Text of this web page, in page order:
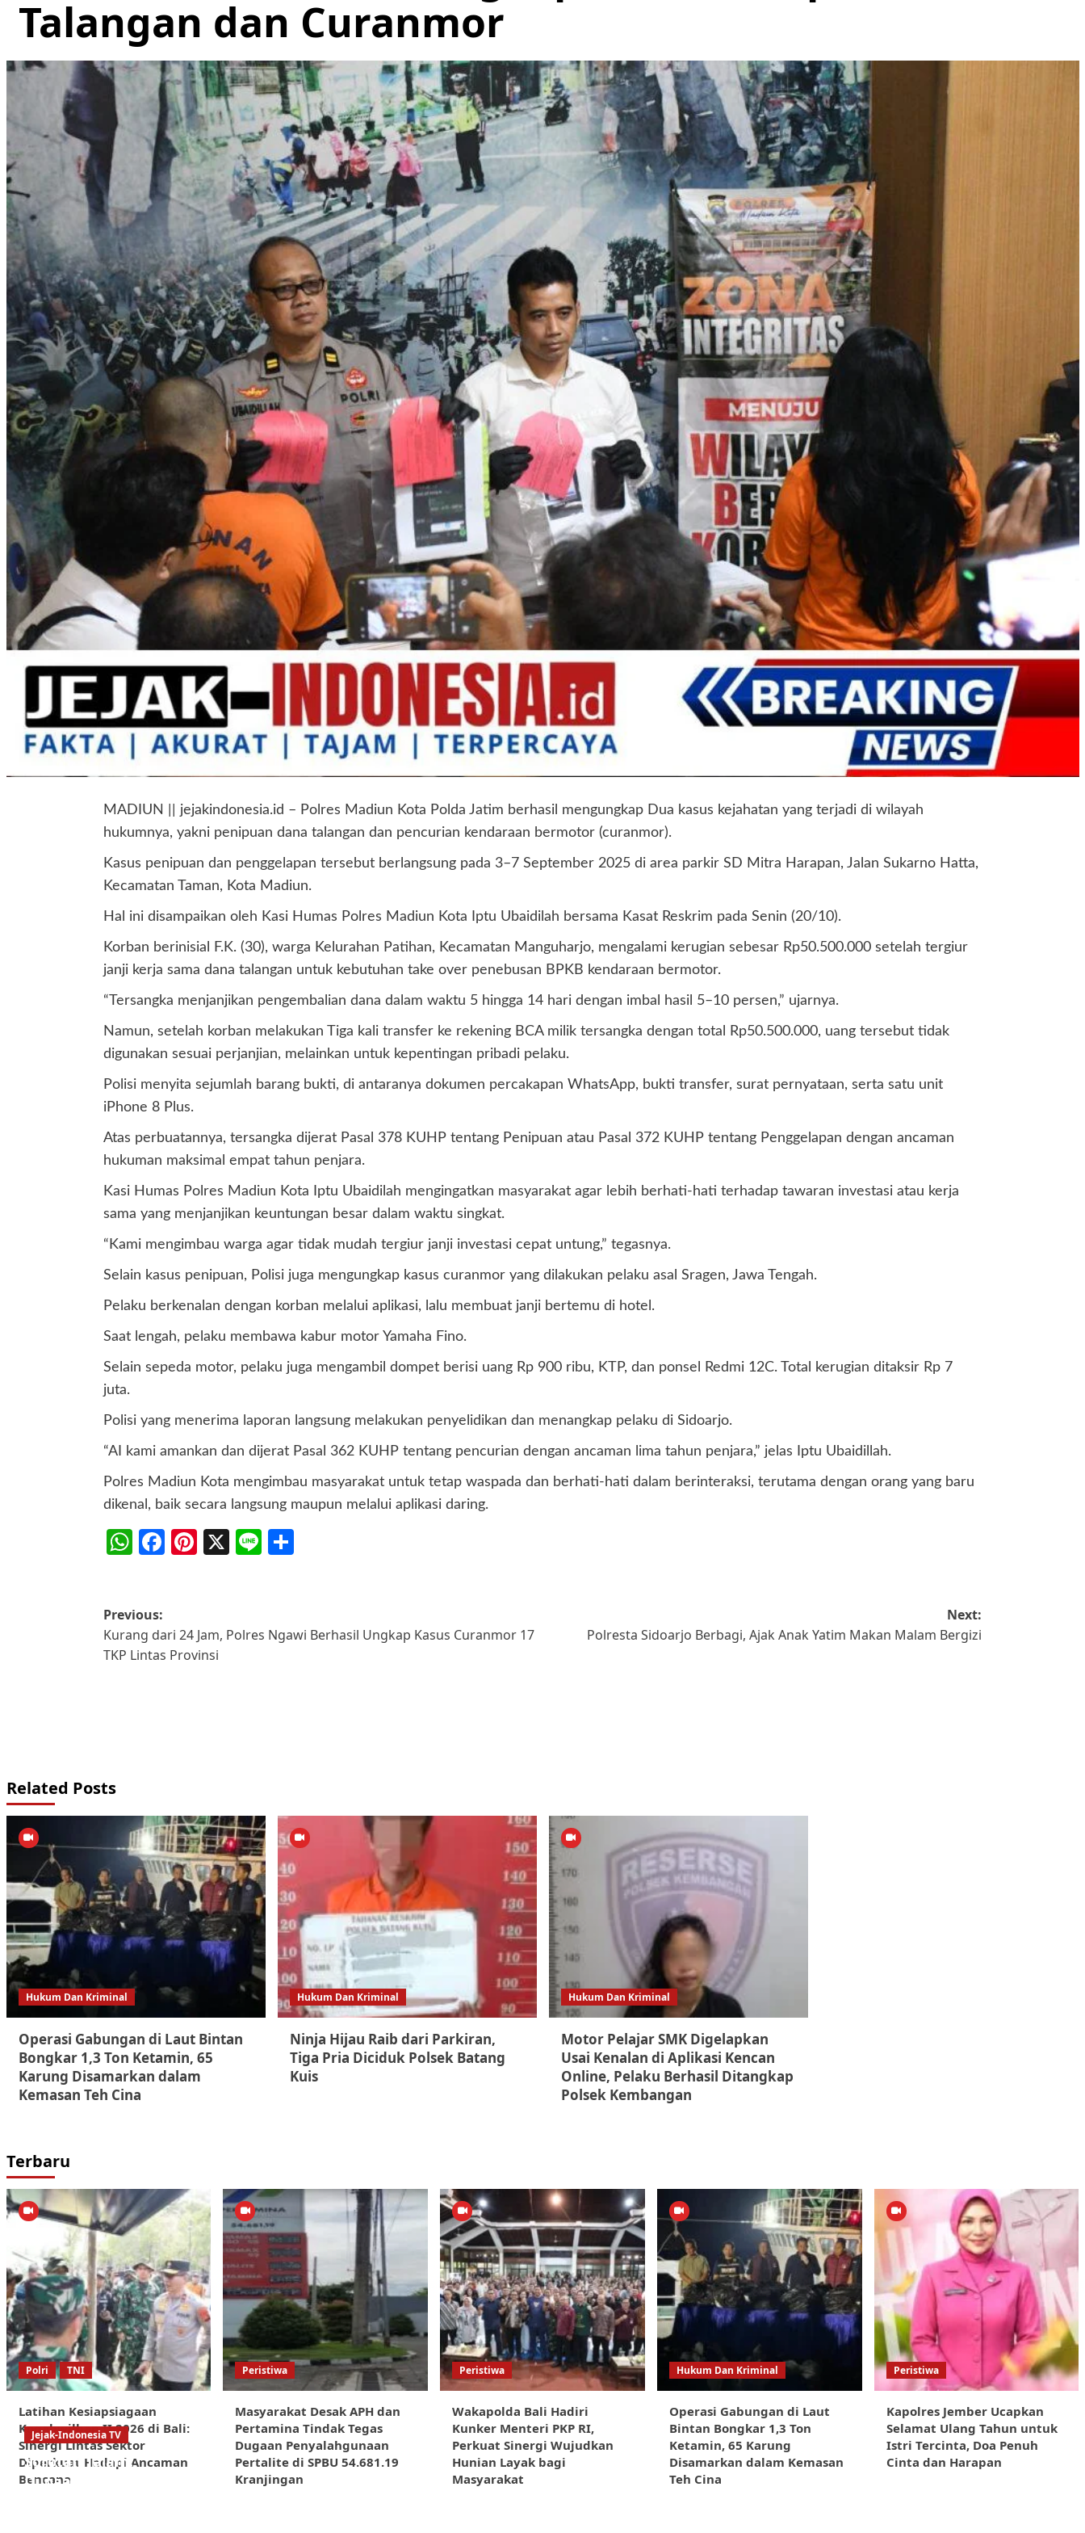
Talangan dan Curanmor
MADIUN || jejakindonesia.id – Polres Madiun Kota Polda Jatim berhasil mengungkap Dua kasus kejahatan yang terjadi di wilayah
hukumnya, yakni penipuan dana talangan dan pencurian kendaraan bermotor (curanmor).
Kasus penipuan dan penggelapan tersebut berlangsung pada 3–7 September 2025 di area parkir SD Mitra Harapan, Jalan Sukarno Hatta,
Kecamatan Taman, Kota Madiun.
Hal ini disampaikan oleh Kasi Humas Polres Madiun Kota Iptu Ubaidilah bersama Kasat Reskrim pada Senin (20/10).
Korban berinisial F.K. (30), warga Kelurahan Patihan, Kecamatan Manguharjo, mengalami kerugian sebesar Rp50.500.000 setelah tergiur
janji kerja sama dana talangan untuk kebutuhan take over penebusan BPKB kendaraan bermotor.
“Tersangka menjanjikan pengembalian dana dalam waktu 5 hingga 14 hari dengan imbal hasil 5–10 persen,” ujarnya.
Namun, setelah korban melakukan Tiga kali transfer ke rekening BCA milik tersangka dengan total Rp50.500.000, uang tersebut tidak
digunakan sesuai perjanjian, melainkan untuk kepentingan pribadi pelaku.
Polisi menyita sejumlah barang bukti, di antaranya dokumen percakapan WhatsApp, bukti transfer, surat pernyataan, serta satu unit
iPhone 8 Plus.
Atas perbuatannya, tersangka dijerat Pasal 378 KUHP tentang Penipuan atau Pasal 372 KUHP tentang Penggelapan dengan ancaman
hukuman maksimal empat tahun penjara.
Kasi Humas Polres Madiun Kota Iptu Ubaidilah mengingatkan masyarakat agar lebih berhati-hati terhadap tawaran investasi atau kerja
sama yang menjanjikan keuntungan besar dalam waktu singkat.
“Kami mengimbau warga agar tidak mudah tergiur janji investasi cepat untung,” tegasnya.
Selain kasus penipuan, Polisi juga mengungkap kasus curanmor yang dilakukan pelaku asal Sragen, Jawa Tengah.
Pelaku berkenalan dengan korban melalui aplikasi, lalu membuat janji bertemu di hotel.
Saat lengah, pelaku membawa kabur motor Yamaha Fino.
Selain sepeda motor, pelaku juga mengambil dompet berisi uang Rp 900 ribu, KTP, dan ponsel Redmi 12C. Total kerugian ditaksir Rp 7
juta.
Polisi yang menerima laporan langsung melakukan penyelidikan dan menangkap pelaku di Sidoarjo.
“AI kami amankan dan dijerat Pasal 362 KUHP tentang pencurian dengan ancaman lima tahun penjara,” jelas Iptu Ubaidillah.
Polres Madiun Kota mengimbau masyarakat untuk tetap waspada dan berhati-hati dalam berinteraksi, terutama dengan orang yang baru
dikenal, baik secara langsung maupun melalui aplikasi daring.
WhatsApp
Facebook
Pinterest
X Line
Post
navigation
Previous:
Kurang dari 24 Jam, Polres Ngawi Berhasil Ungkap Kasus Curanmor 17
TKP Lintas Provinsi
Next:
Polresta Sidoarjo Berbagi, Ajak Anak Yatim Makan Malam Bergizi
Related Posts
Hukum Dan Kriminal
Operasi Gabungan di Laut Bintan
Bongkar 1,3 Ton Ketamin, 65
Karung Disamarkan dalam
Kemasan Teh Cina
Hukum Dan Kriminal
Ninja Hijau Raib dari Parkiran,
Tiga Pria Diciduk Polsek Batang
Kuis
Hukum Dan Kriminal
Motor Pelajar SMK Digelapkan
Usai Kenalan di Aplikasi Kencan
Online, Pelaku Berhasil Ditangkap
Polsek Kembangan
Terbaru
Polri TNI
Latihan Kesiapsiagaan
Kogabwilhan II 2026 di Bali:
Sinergi Lintas Sektor
Diperkuat Hadapi Ancaman
Bencana
Peristiwa
Masyarakat Desak APH dan
Pertamina Tindak Tegas
Dugaan Penyalahgunaan
Pertalite di SPBU 54.681.19
Kranjingan
Peristiwa
Wakapolda Bali Hadiri
Kunker Menteri PKP RI,
Perkuat Sinergi Wujudkan
Hunian Layak bagi
Masyarakat
Hukum Dan Kriminal
Operasi Gabungan di Laut
Bintan Bongkar 1,3 Ton
Ketamin, 65 Karung
Disamarkan dalam Kemasan
Teh Cina
Peristiwa
Kapolres Jember Ucapkan
Selamat Ulang Tahun untuk
Istri Tercinta, Doa Penuh
Cinta dan Harapan
Jejak-Indonesia TV
Sorotan Tajam:
Dugaan